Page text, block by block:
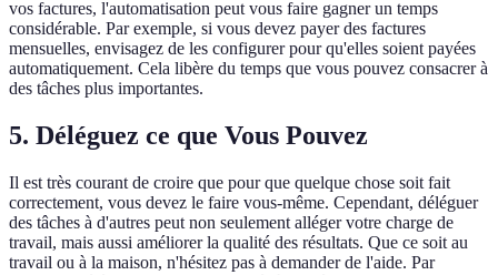
vos factures, l'automatisation peut vous faire gagner un temps
considérable. Par exemple, si vous devez payer des factures
mensuelles, envisagez de les configurer pour qu'elles soient payées
automatiquement. Cela libère du temps que vous pouvez consacrer à
des tâches plus importantes.
5. Déléguez ce que Vous Pouvez
Il est très courant de croire que pour que quelque chose soit fait
correctement, vous devez le faire vous-même. Cependant, déléguer
des tâches à d'autres peut non seulement alléger votre charge de
travail, mais aussi améliorer la qualité des résultats. Que ce soit au
travail ou à la maison, n'hésitez pas à demander de l'aide. Par